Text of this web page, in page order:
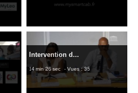
Intervention d...
14 min 26 sec - Vues : 35